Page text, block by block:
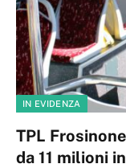
IN EVIDENZA
TPL
da 11 milioni